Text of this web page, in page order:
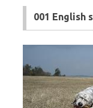
001 English